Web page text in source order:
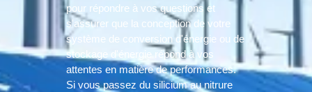
pour répondre à vos questions et
s'assurer que la conception de votre
système de conversion d'énergie ou de
stockage d'énergie répond à vos
attentes en matière de performances.
Si vous passez du silicium au nitrure